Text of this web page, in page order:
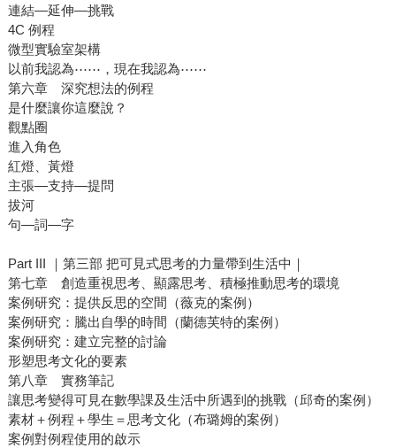
連結—延伸—挑戰
4C 例程
微型實驗室架構
以前我認為⋯⋯，現在我認為⋯⋯
第六章 深究想法的例程
是什麼讓你這麼說？
觀點圈
進入角色
紅燈、黃燈
主張—支持—提問
拔河
句—詞—字
Part III ｜第三部 把可見式思考的力量帶到生活中｜
第七章 創造重視思考、顯露思考、積極推動思考的環境
案例研究：提供反思的空間（薇克的案例）
案例研究：騰出自學的時間（蘭德芙特的案例）
案例研究：建立完整的討論
形塑思考文化的要素
第八章 實務筆記
讓思考變得可見在數學課及生活中所遇到的挑戰（邱奇的案例）
素材＋例程＋學生＝思考文化（布璐姆的案例）
案例對例程使用的啟示